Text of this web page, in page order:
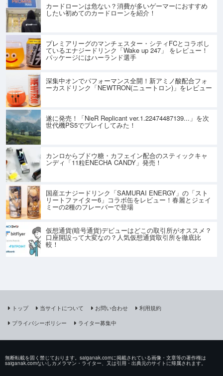
カードローンは危ない？消費が多いゲーマーにおすすめ
したい初めてのカードローンを紹介！
プレミアリーグのマンチェスター・シティFCとコラボし
ているエナジードリンク「Wake up 247」 をレビュー！
パッケージにはハーランド選手
深集中オンでパフォーマンス全開！新アミノ酸配合フォ
ーカスドリンク「NEWTRON(ニュートロン)」をレビュー
遂に発売！「NieR Replicant ver.1.22474487139...」を次
世代機PS5でプレイしてみた！
カンロからブドウ糖・カフェイン配合のスティックキャ
ンディ「11粒ENECHA CANDY」発売！
国産エナジードリンク「SAMURAI ENERGY」の「スト
リートファイター6」コラボ缶をレビュー！春麗とジェイ
ミーの2種のフレーバーで登場
仮想通貨(暗号通貨)デビューはどこの取引所がオススメ？
口座開設って大変なの？人気仮想通貨取引所を徹底比
較！
トップ 当サイトについて お問い合わせ
利用規約
プライバシーポリシー
ライター募集中
無断転載を固く禁じております。saiganak.comに掲載されている画像・文章等の著作権は
saiganak.comないしカメラマン・ライター、又は引用・出典元のサイトに帰属されます。